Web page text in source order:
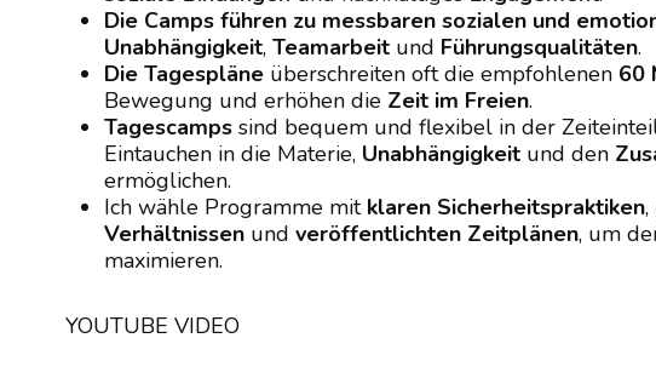
Die Camps führen zu messbaren sozialen und
Unabhängigkeit, Teamarbeit und Führungsqualitäten.
Die Tagespläne überschreiten oft die empfohlenen 60
Bewegung und erhöhen die Zeit im Freien.
Tagescamps sind bequem und flexibel in der
Eintauchen in die Materie, Unabhängigkeit und den
ermöglichen.
Ich wähle Programme mit klaren Sicherheitspraktiken,
Verhältnissen und veröffentlichten Zeitplänen, um
maximieren.
YOUTUBE VIDEO